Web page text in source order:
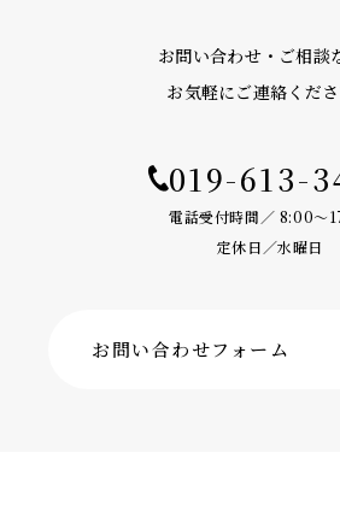
お問い合わせ・ご相談
お気軽にご連絡くださ
019-613-
電話受付時間／ 8:00〜
定休日／水曜日
お問い合わせフォーム